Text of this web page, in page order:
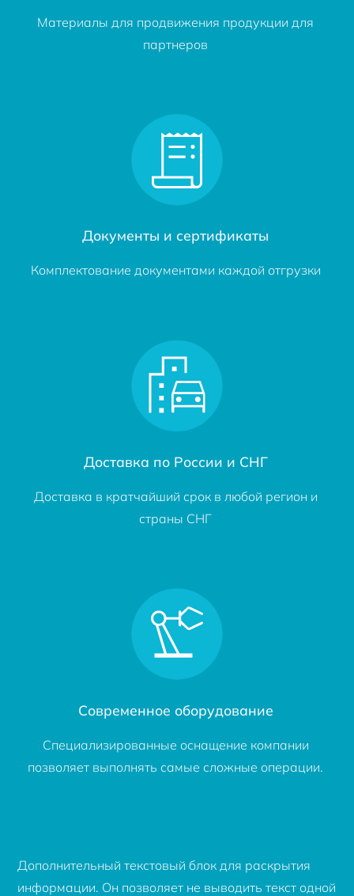
Материалы для продвижения продукции для
партнеров
Документы и сертификаты
Комплектование документами каждой отгрузки
Доставка по России и СНГ
Доставка в кратчайший срок в любой регион и
страны СНГ
Современное оборудование
Специализированные оснащение компании
позволяет выполнять самые сложные операции.
Дополнительный текстовый блок для раскрытия
информации. Он позволяет не выводить текст одной